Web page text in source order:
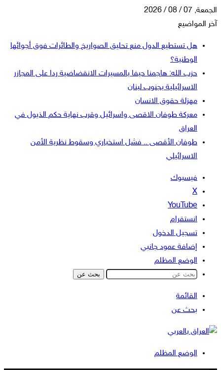
الجمعة, 07 / 08 / 2026
آخر المواضيع
هل تستطيع الدول منع تحليق الصواريخ والطائرات فوق أجوائها
الوطنية؟
حزب الله: هاجمنا حيفا بالمسيرات الانقضاضية ردا على المجازر
الاسرائيلية بجنوب لبنان
مهزلة حقوق الانسان
معركة طوفان الاقصى واسرائيل وقرب نهاية حكم الذيول في
العراق
طوفان الأقصى .. فشل استخباري وسقوط نظرية الأمن
الاسرائيلي
فيسبوك
‫X
‫YouTube
انستقرام
تسجيل الدخول
إضافة عمود جانبي
الوضع المظلم
بحث عن
القائمة
بحث عن
الوضع المظلم